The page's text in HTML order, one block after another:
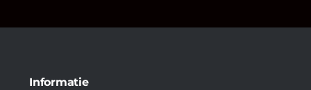
Informatie